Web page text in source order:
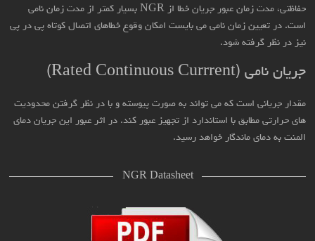
حفاظتی، مدت زمان عبور جریان خطا از NGR بسیار کمتر از مدت زمان نامی
است. در تعیین زمان نامی می بایست امکان وقوع خطاهای اتصال کوتاه پی در پی
نیز در نظر گرفته شود.
جریان نامی (Rated Continuous Currrent)
مقدار جریانی است که می تواند به صورت پیوسته و با در نظر گرفتن محدودیت
های حرارتی مطابق با استاندارد از تجهیز عبور کند. در اثر عبور این جریان دمای
المنت به دمای ماندگار خواهد رسید.
NGR Datasheet